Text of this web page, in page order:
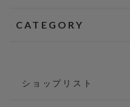
CATEGORY
ショップリスト